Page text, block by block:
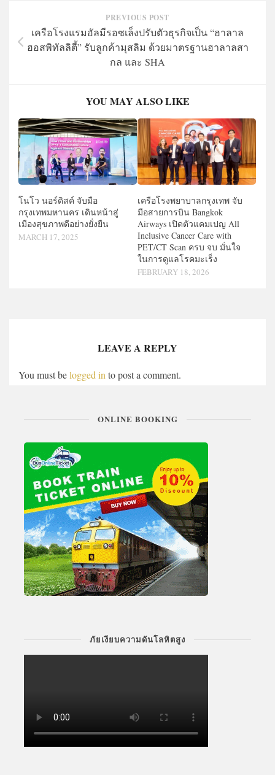
PREVIOUS POST
เครือโรงแรมอัลมีรอซเล็งปรับตัวธุรกิจเป็น “ฮาลาล
ฮอสพิทัลลิตี้” รับลูกค้ามุสลิม ด้วยมาตรฐานฮาลาลสา
กล และ SHA
YOU MAY ALSO LIKE
โนโว นอร์ดิสค์ จับมือ
กรุงเทพมหานคร เดินหน้าสู่
เมืองสุขภาพดีอย่างยั่งยืน
MARCH 17, 2025
เครือโรงพยาบาลกรุงเทพ จับ
มือสายการบิน Bangkok
Airways เปิดตัวแคมเปญ All
Inclusive Cancer Care with
PET/CT Scan ครบ จบ มั่นใจ
ในการดูแลโรคมะเร็ง
FEBRUARY 18, 2026
LEAVE A REPLY
You must belogged in to post a comment.
ONLINE BOOKING
ภัยเงียบความดันโลหิตสูง